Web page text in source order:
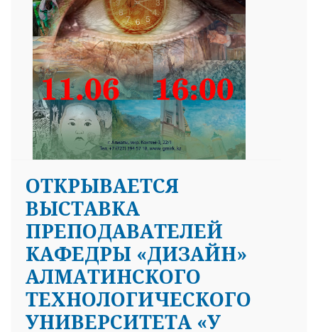
ОТКРЫВАЕТСЯ
ВЫСТАВКА
ПРЕПОДАВАТЕЛЕЙ
КАФЕДРЫ «ДИЗАЙН»
АЛМАТИНСКОГО
ТЕХНОЛОГИЧЕСКОГО
УНИВЕРСИТЕТА «У